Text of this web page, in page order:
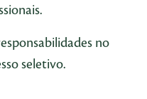
no
seletivo.